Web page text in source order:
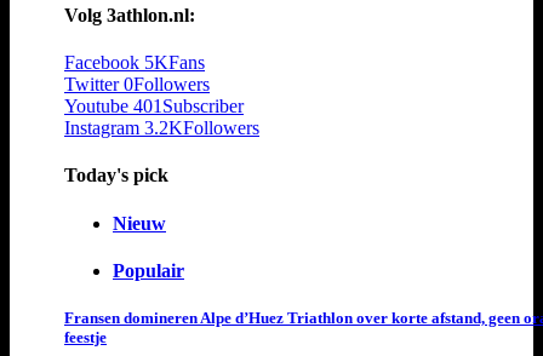
Volg 3athlon.nl:
Facebook 5KFans
Twitter 0Followers
Youtube 401 Subscriber
Instagram 3.2KFollowers
Today's pick
Nieuw
Populair
Fransen domineren Alpe d’Huez Triathlon over korte afstand, geen
feestje